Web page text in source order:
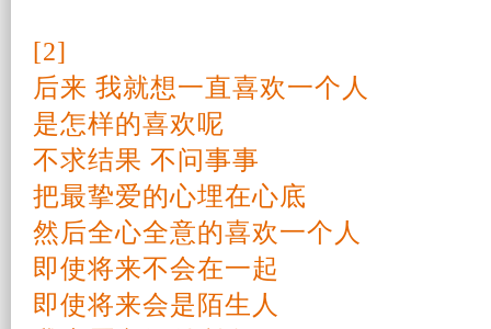
[2]
后来 我就想一直喜欢一个人
是怎样的喜欢呢
不求结果 不问事事
把最挚爱的心埋在心底
然后全心全意的喜欢一个人
即使将来不会在一起
即使将来会是 陌生 人